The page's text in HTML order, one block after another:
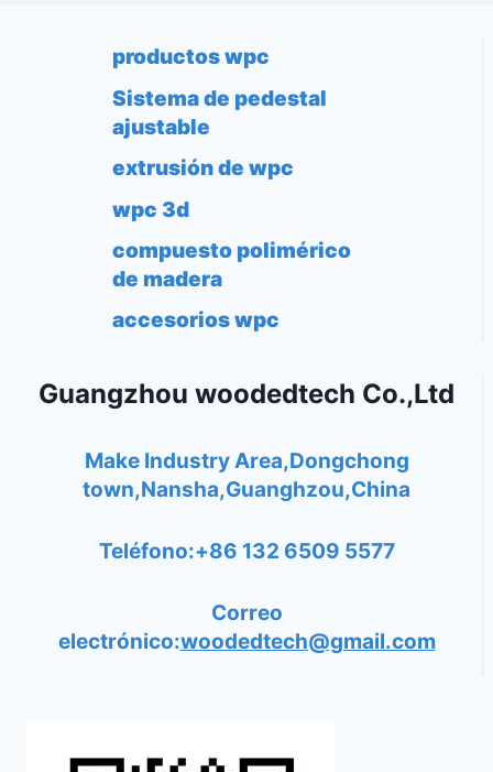
productos wpc
Sistema de pedestal
ajustable
extrusión de wpc
wpc 3d
compuesto polimérico
de madera
accesorios wpc
Guangzhou woodedtech Co.,Ltd
Make Industry Area,Dongchong
town,Nansha,Guanghzou,China
Teléfono:+86 132 6509 5577
Correo
electrónico:woodedtech@gmail.com